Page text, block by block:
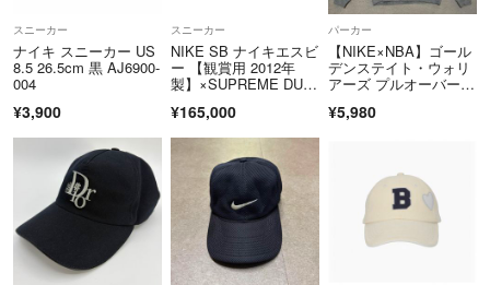
スニーカー
ナイキ スニーカー US
8.5 26.5cm 黒 AJ6900-
004
¥3,900
スニーカー
NIKE SB ナイキエスビ
ー 【観賞用 2012年
製】×SUPREME DUN
T 313170-600 シュプリ
ーム ダンク ローカッ
レッド US10/28cm
¥165,000
パーカー
【NIKE×NBA】ゴール
デンステイト・ウォリ
アーズ プルオーバーパ
¥5,980